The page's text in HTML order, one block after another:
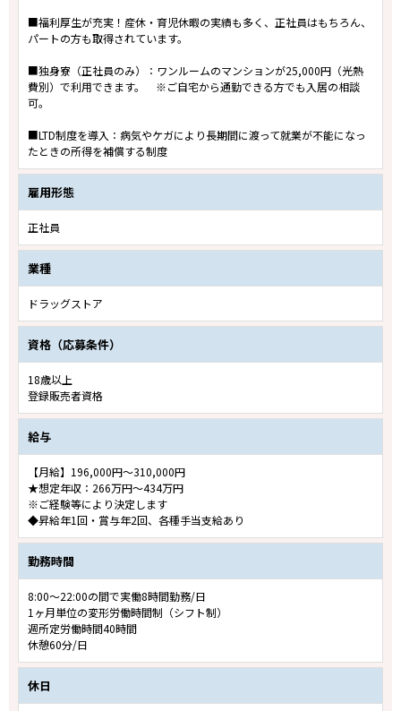
■福利厚生が充実！産休・育児休暇の実績も多く、正社員はもちろん、
パートの方も取得されています。
■独身寮（正社員のみ）：ワンルームのマンションが25,000円（光熱
費別）で利用できます。 ※ご自宅から通勤できる方でも入居の相談
可。
■LTD制度を導入：病気やケガにより長期間に渡って就業が不能になっ
たときの所得を補償する制度
雇用形態
正社員
業種
ドラッグストア
資格（応募条件）
18歳以上
登録販売者資格
給与
【月給】196,000円～310,000円
★想定年収：266万円～434万円
※ご経験等により決定します
◆昇給年1回・賞与年2回、各種手当支給あり
勤務時間
8:00～22:00の間で実働8時間勤務/日
1ヶ月単位の変形労働時間制（シフト制）
週所定労働時間40時間
休憩60分/日
休日